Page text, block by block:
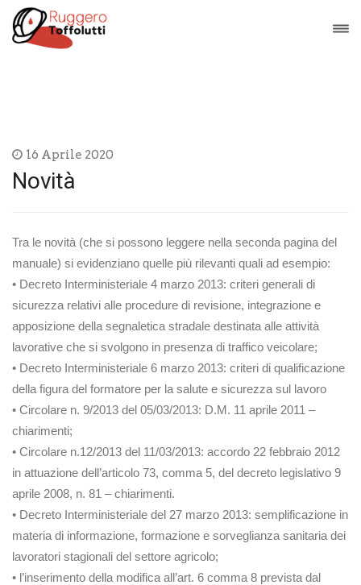
16 Aprile 2020
Novità
Tra le novità (che si possono leggere nella seconda pagina del
manuale) si evidenziano quelle più rilevanti quali ad esempio:
• Decreto Interministeriale 4 marzo 2013: criteri generali di
sicurezza relativi alle procedure di revisione, integrazione e
apposizione della segnaletica stradale destinata alle attività
lavorative che si svolgono in presenza di traffico veicolare;
• Decreto Interministeriale 6 marzo 2013: criteri di qualificazione
della figura del formatore per la salute e sicurezza sul lavoro
• Circolare n. 9/2013 del 05/03/2013: D.M. 11 aprile 2011 –
chiarimenti;
• Circolare n.12/2013 del 11/03/2013: accordo 22 febbraio 2012
in attuazione dell’articolo 73, comma 5, del decreto legislativo 9
aprile 2008, n. 81 – chiarimenti.
• Decreto Interministeriale del 27 marzo 2013: semplificazione in
materia di informazione, formazione e sorveglianza sanitaria dei
lavoratori stagionali del settore agricolo;
• l’inserimento della modifica all’art. 6 comma 8 prevista dal